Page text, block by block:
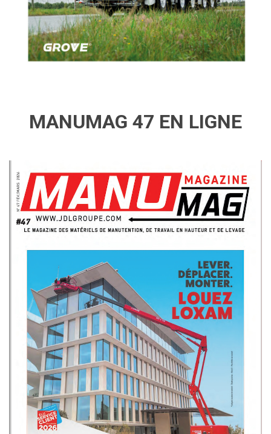
MANUMAG 47 EN LIGNE